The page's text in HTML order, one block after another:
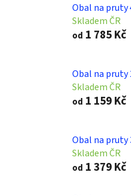
Obal na pruty
Skladem ČR
od 1 785 Kč
Obal na pruty
Skladem ČR
od 1 159 Kč
Obal na pruty
Skladem ČR
od 1 379 Kč